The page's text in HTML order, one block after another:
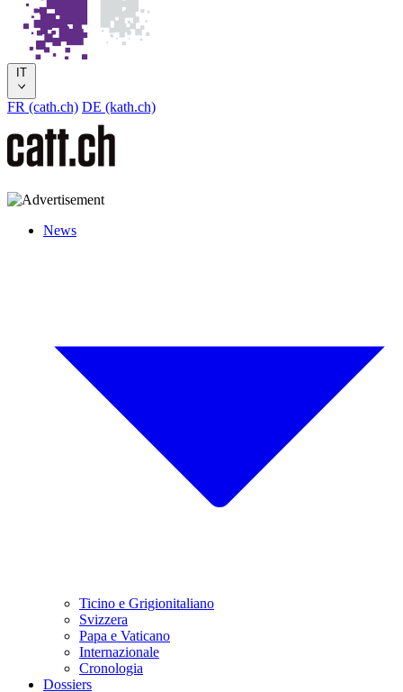
IT
FR (cath.ch) DE (kath.ch)
News
Ticino e Grigionitaliano
Svizzera
Papa e Vaticano
Internazionale
Cronologia
Dossiers